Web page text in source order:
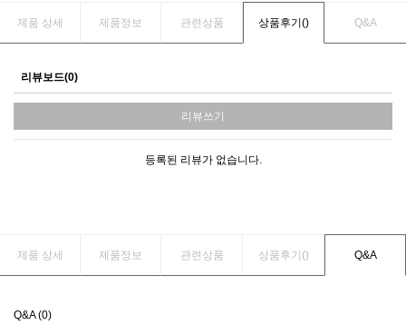
제품 상세 제품정보 관련상품 상품후기() Q&A
리뷰보드(0)
리뷰쓰기
등록된 리뷰가 없습니다.
제품 상세 제품정보 관련상품 상품후기() Q&A
Q&A (0)